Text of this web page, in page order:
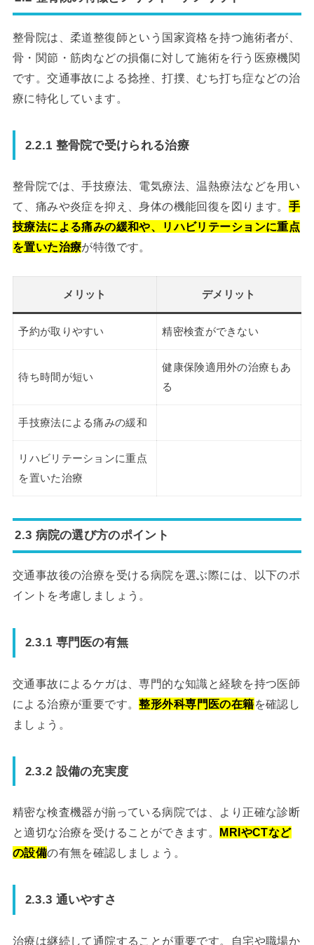
整骨院は、柔道整復師という国家資格を持つ施術者が、
骨・関節・筋肉などの損傷に対して施術を行う医療機関
です。交通事故による捻挫、打撲、むち打ち症などの治
療に特化しています。
2.2.1 整骨院で受けられる治療
整骨院では、手技療法、電気療法、温熱療法などを用い
て、痛みや炎症を抑え、身体の機能回復を図ります。 手
技療法による痛みの緩和や、リハビリテーションに重点
を置いた治療が特徴です。
メリット デメリット
予約が取りやすい 精密検査ができない
待ち時間が短い
健康保険適用外の治療もあ
る
手技療法による痛みの緩和
リハビリテーションに重点
を置いた治療
2.3 病院の選び方のポイント
交通事故後の治療を受ける病院を選ぶ際には、以下のポ
イントを考慮しましょう。
2.3.1 専門医の有無
交通事故によるケガは、専門的な知識と経験を持つ医師
による治療が重要です。整形外科専門医の在籍を確認し
ましょう。
2.3.2 設備の充実度
精密な検査機器が揃っている病院では、より正確な診断
と適切な治療を受けることができます。 MRIやCTなど
の設備の有無を確認しましょう。
2.3.3 通いやすさ
治療は継続して通院することが重要です。自宅や職場か